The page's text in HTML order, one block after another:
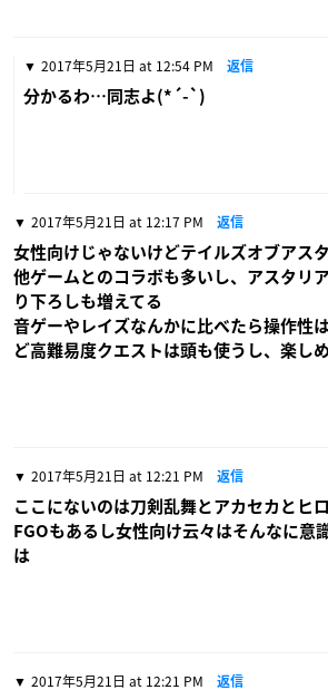
2017年5月21日 at 12:54 PM 返信
分かるわ…同志よ(*´-`)
2017年5月21日 at 12:17 PM 返信
女性向けじゃないけどテイルズオブアス
他ゲームとのコラボも多いし、アスタリ
り下ろしも増えてる
音ゲーやレイズなんかに比べたら操作性
ど高難易度クエストは頭も使うし、楽し
2017年5月21日 at 12:21 PM 返信
ここにないのは刀剣乱舞とアカセカとヒ
FGOもあるし女性向け云々はそんなに意
は
2017年5月21日 at 12:21 PM 返信